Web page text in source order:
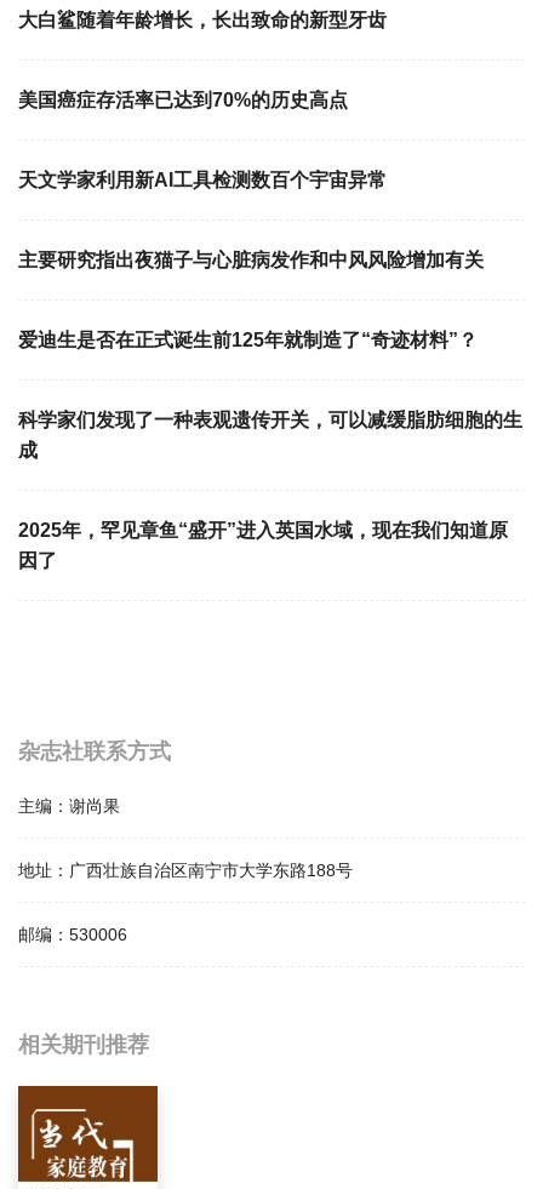
大白鲨随着年龄增长，长出致命的新型牙齿
美国癌症存活率已达到70%的历史高点
天文学家利用新AI工具检测数百个宇宙异常
主要研究指出夜猫子与心脏病发作和中风风险增加有关
爱迪生是否在正式诞生前125年就制造了“奇迹材料”？
科学家们发现了一种表观遗传开关，可以减缓脂肪细胞的生
成
2025年，罕见章鱼“盛开”进入英国水域，现在我们知道原
因了
杂志社联系方式
主编： 谢尚果
地址： 广西壮族自治区南宁市大学东路188号
邮编： 530006
相关提问
广西民族大学学报(哲学社会科学版)怎么样？
相关期刊推荐